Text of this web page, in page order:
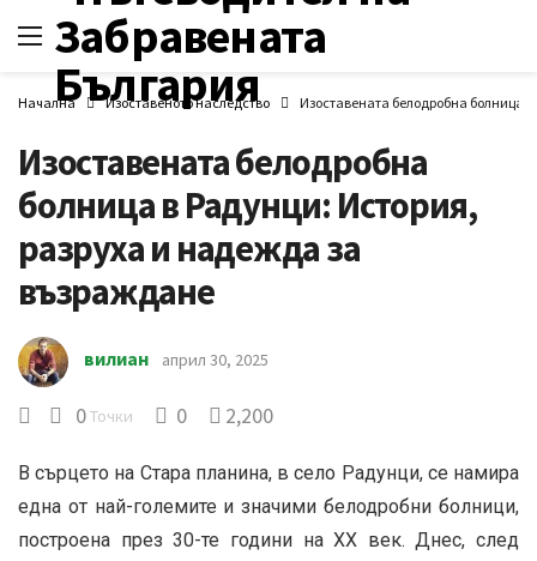
Начална Изоставеното наследство Изоставената белодробна болница
Изоставената белодробна
болница в Радунци: История,
разруха и надежда за
възраждане
вилиан април 30, 2025
0Точки 0 2,200
В сърцето на Стара планина, в село Радунци, се намира
една от най-големите и значими белодробни болници,
построена през 30-те години на XX век. Днес, след